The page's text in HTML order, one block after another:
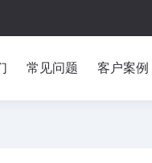
常见问题 客户案例